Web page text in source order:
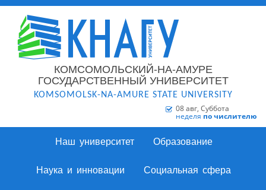
КОМСОМОЛЬСКИЙ-НА-АМУРЕ
ГОСУДАРСТВЕННЫЙ УНИВЕРСИТЕТ
KOMSOMOLSK-NA-AMURE STATE UNIVERSITY
08 авг, Суббота
неделя по числителю
Наш университет Образование
Наука и инновации Социальная сфера